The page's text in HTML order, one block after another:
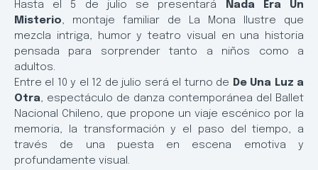
Hasta el 5 de julio se presentará
Nada Era Un
Misterio, montaje familiar de La Mona Ilustre que
mezcla intriga, humor y teatro visual en una historia
pensada para sorprender tanto a niños como a
adultos.
Entre el 10 y el 12 de julio será el turno de De Una Luz a
Otra, espectáculo de danza contemporánea del Ballet
Nacional Chileno, que propone un viaje escénico por la
memoria, la transformación y el paso del tiempo, a
través de una puesta en escena emotiva y
profundamente visual.